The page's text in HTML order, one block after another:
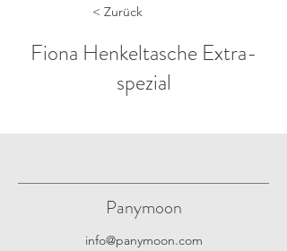
< Zurück
Fiona Henkeltasche Extra-
spezial
Panymoon
info@panymoon.com